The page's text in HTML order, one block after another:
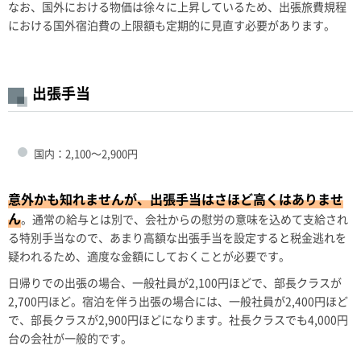
なお、国外における物価は徐々に上昇しているため、出張旅費規程
における国外宿泊費の上限額も定期的に見直す必要があります。
出張手当
国内：2,100～2,900円
意外かも知れませんが、出張手当はさほど高くはありませ
ん。通常の給与とは別で、会社からの慰労の意味を込めて支給され
る特別手当なので、あまり高額な出張手当を設定すると税金逃れを
疑われるため、適度な金額にしておくことが必要です。
日帰りでの出張の場合、一般社員が2,100円ほどで、部長クラスが
2,700円ほど。宿泊を伴う出張の場合には、一般社員が2,400円ほど
で、部長クラスが2,900円ほどになります。社長クラスでも4,000円
台の会社が一般的です。